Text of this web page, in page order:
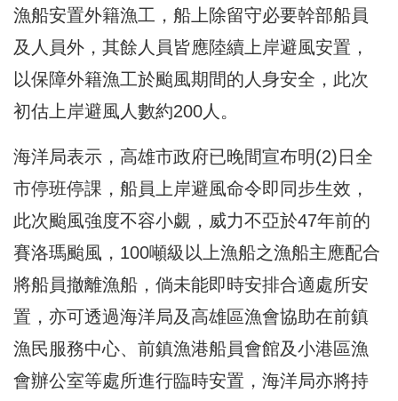
漁船安置外籍漁工，船上除留守必要幹部船員
及人員外，其餘人員皆應陸續上岸避風安置，
以保障外籍漁工於颱風期間的人身安全，此次
初估上岸避風人數約200人。
海洋局表示，高雄市政府已晚間宣布明(2)日全
市停班停課，船員上岸避風命令即同步生效，
此次颱風強度不容小覷，威力不亞於47年前的
賽洛瑪颱風，100噸級以上漁船之漁船主應配合
將船員撤離漁船，倘未能即時安排合適處所安
置，亦可透過海洋局及高雄區漁會協助在前鎮
漁民服務中心、前鎮漁港船員會館及小港區漁
會辦公室等處所進行臨時安置，海洋局亦將持